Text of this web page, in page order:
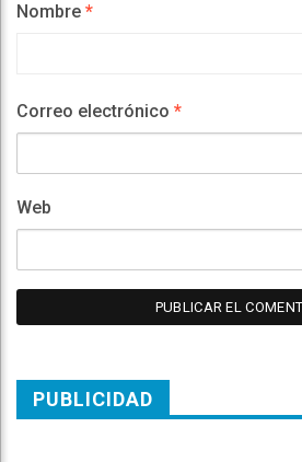
Nombre *
Correo electrónico *
Web
PUBLICIDAD